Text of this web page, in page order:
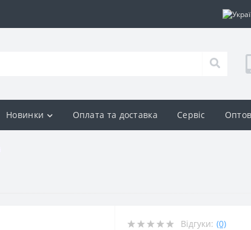
Новинки Оплата та доставка Сервіс
Відгуки: (0)